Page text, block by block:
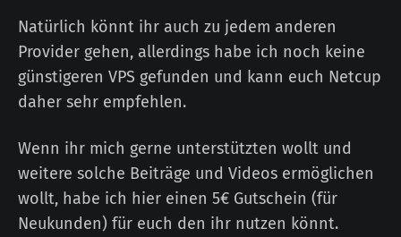
Natürlich könnt ihr auch zu jedem anderen
Provider gehen, allerdings habe ich noch keine
günstigeren VPS gefunden und kann euch Netcup
daher sehr empfehlen.
Wenn ihr mich gerne unterstützten wollt und
weitere solche Beiträge und Videos ermöglichen
wollt, habe ich hier einen 5€ Gutschein (für
Neukunden) für euch den ihr nutzen könnt.